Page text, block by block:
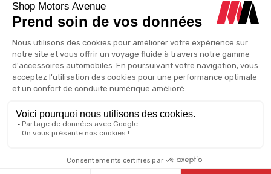
Vous pouvez vous désinscrire à tout moment. Vous trouverez pour
cela nos informations de contact dans les conditions d'utilisation
du site.